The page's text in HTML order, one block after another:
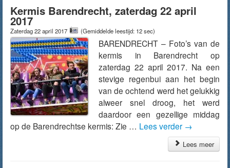
Kermis Barendrecht, zaterdag 22 april
2017
Zaterdag 22 april 2017 (Gemiddelde leestijd: 12 sec)
BARENDRECHT – Foto’s van de
kermis in Barendrecht op
zaterdag 22 april 2017. Na een
stevige regenbui aan het begin
van de ochtend werd het gelukkig
alweer snel droog, het werd
daardoor een gezellige middag
op de Barendrechtse kermis: Zie … Lees verder →
Lees meer